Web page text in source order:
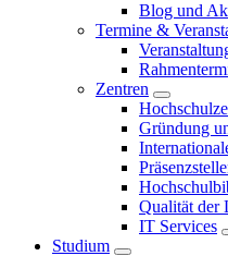
Blog und
Termine &
Zentren
Gründung
Qualität der
IT Services
Studium